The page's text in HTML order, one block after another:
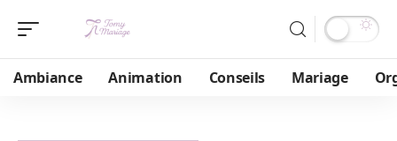
Ambiance Animation Conseils Mariage